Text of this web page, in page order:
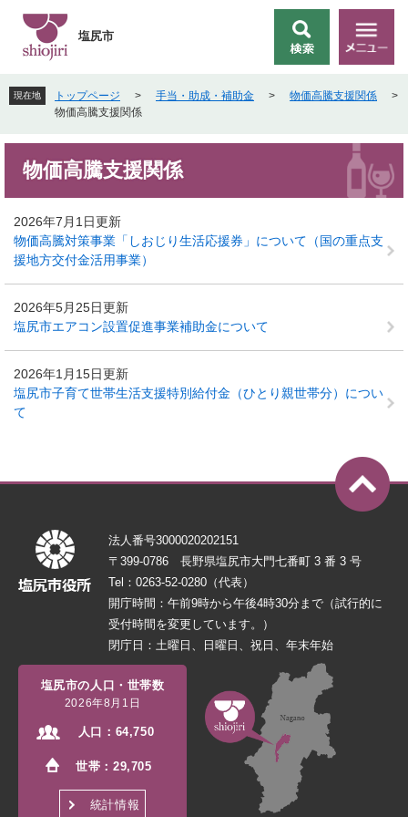
先
頭
す
を
飛
し
文
索
メ
ニ
ー
塩尻市
現在地 トップページ > 手当・助成・補助金 > 物価高騰支援関係
>
物価高騰支援関係
物価高騰支援関係
2026年7月1日更新
物価高騰対策事業「しおじり生活応援券」について（国の重点支
援地方交付金活用事業）
2026年5月25日更新
塩尻市エアコン設置促進事業補助金について
2026年1月15日更新
塩尻市子育て世帯生活支援特別給付金（ひとり親世帯分）につい
て
法人番号3000020202151
〒399-0786 長野県塩尻市大門七番町 3 番 3 号
Tel：0263-52-0280（代表）
開庁時間：午前9時から午後4時30分まで（試行的に
受付時間を変更しています。）
閉庁日：土曜日、日曜日、祝日、年末年始
塩尻市の人口・世帯数
2026年8月1日
人口： 64,750
世帯：29,705
統計情報